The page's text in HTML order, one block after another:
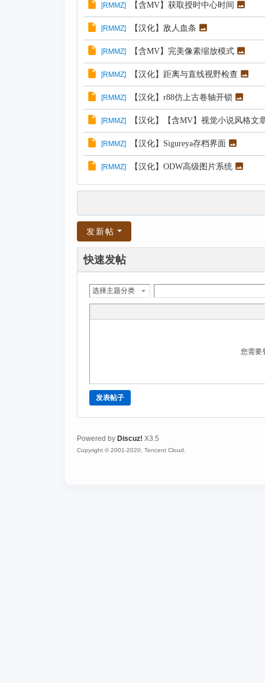
[RMMZ] 【含MV】获取授时中心时间
[RMMZ] 【汉化】敌人血条
[RMMZ] 【含MV】完美像素缩放模式
[RMMZ] 【汉化】距离与直线视野检查
[RMMZ] 【汉化】r88仿上古卷轴开锁
[RMMZ] 【汉化】【含MV】视觉小说风格文
[RMMZ] 【汉化】Sigureya存档界面
[RMMZ] 【汉化】ODW高级图片系统
发新帖
快速发帖
选择主题分类
您需要
发表帖子
Powered by Discuz! X3.5
Copyright © 2001-2020, Tencent Cloud.